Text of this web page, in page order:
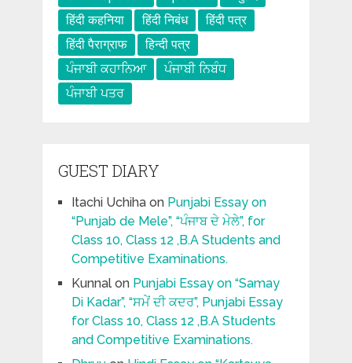
हिंदी कहनिया
हिंदी निबंध
हिंदी पत्र
हिंदी पैराग्राफ
हिन्दी पत्र
ਪੰਜਾਬੀ ਕਹਾਨਿਆ
ਪੰਜਾਬੀ ਨਿਬੰਧ
ਪੰਜਾਬੀ ਪਤਰ
GUEST DIARY
Itachi Uchihaon Punjabi Essay on
“Punjab de Mele”, “ਪੰਜਾਬ ਦੇ ਮੇਲੇ”, for
Class 10, Class 12 ,B.A Students and
Competitive Examinations.
Kunnalon Punjabi Essay on “Samay
Di Kadar”, “ਸਮੇਂ ਦੀ ਕਦਰ”, Punjabi Essay
for Class 10, Class 12 ,B.A Students
and Competitive Examinations.